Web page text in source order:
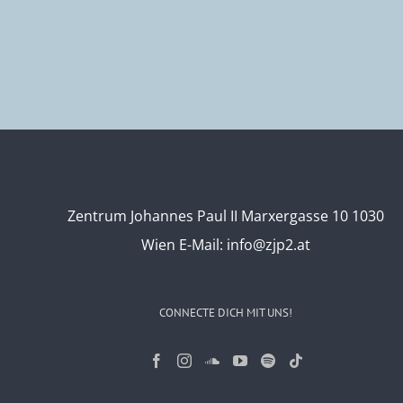
Zentrum Johannes Paul II Marxergasse 10 1030
Wien E-Mail: info@zjp2.at
CONNECTE DICH MIT UNS!